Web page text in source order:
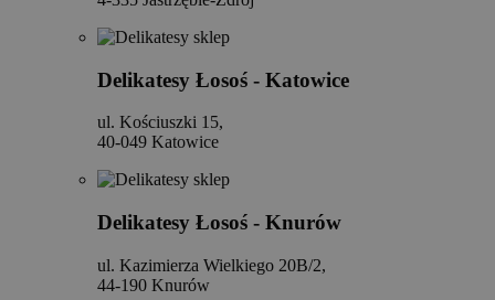
Delikatesy Łosoś - Katowice
ul. Kościuszki 15,
40-049 Katowice
Delikatesy Łosoś - Knurów
ul. Kazimierza Wielkiego 20B/2,
44-190 Knurów